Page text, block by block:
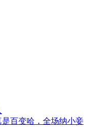
百变哈，全场纳小妾